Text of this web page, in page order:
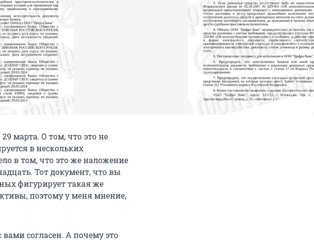
марта. О том, что это не
в нескольких
в том, что это же наложение
Тот документ, что вы
фигурирует такая же
поэтому у меня мнение,
вами согласен. А почему это